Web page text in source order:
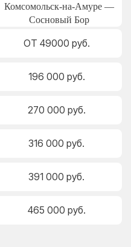
Комсомольск-на-Амуре —
Сосновый Бор
ОТ 49000 руб.
196 000 руб.
270 000 руб.
316 000 руб.
391 000 руб.
465 000 руб.